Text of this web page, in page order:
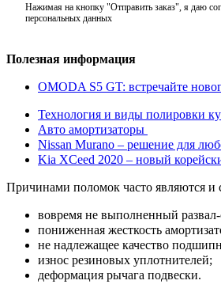
Нажимая на кнопку "Отправить заказ", я даю
персональных данных
Полезная информация
OMODA S5 GT: встречайте
Технология и виды полировки
Авто амортизаторы
Nissan Murano – решение для
Kia XCeed 2020 – новый
Причинами поломок часто являются
вовремя не выполненный
пониженная жесткость
не надлежащее качество
износ резиновых уплотнителей;
деформация рычага подвески.